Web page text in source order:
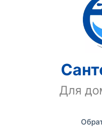
Для